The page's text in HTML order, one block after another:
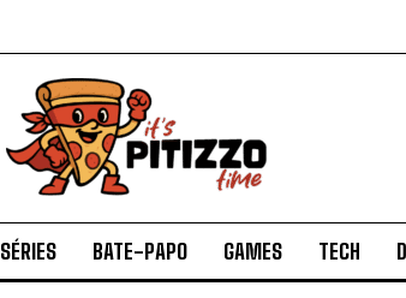
SÉRIES BATE-PAPO GAMES TECH